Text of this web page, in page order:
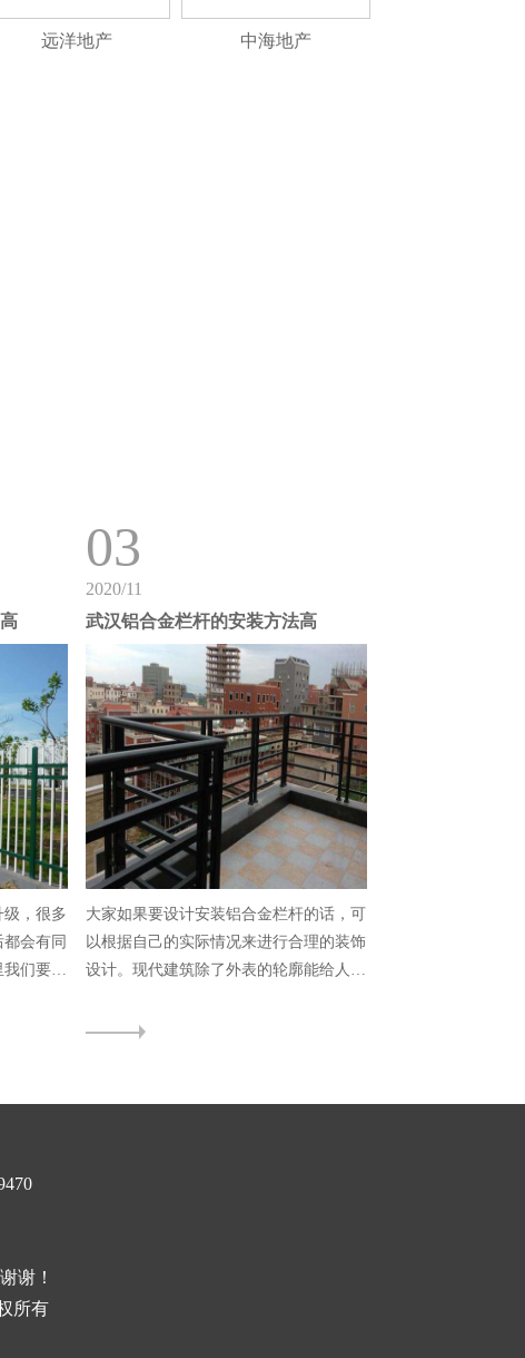
远洋地产 中海地产
级，很多
会有同
们要给
03
2020/11
武汉铝合金栏杆的安装方法高
大家如果要设计安装铝合金栏杆的话，可
以根据自己的实际情况来进行合理的装饰
设计。现代建筑除了外表的轮廓能给人的
谢！
所有